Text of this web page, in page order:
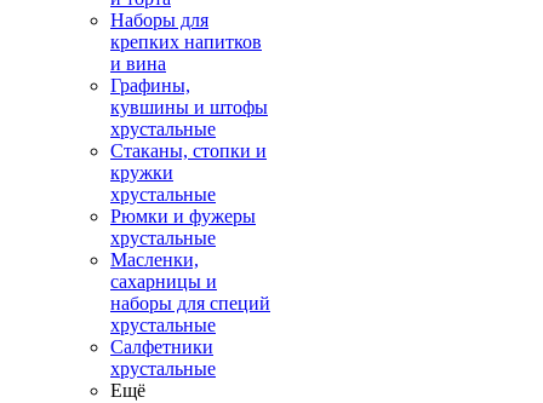
Наборы для
крепких напитков
и вина
Графины,
кувшины и штофы
хрустальные
Стаканы, стопки и
кружки
хрустальные
Рюмки и фужеры
хрустальные
Масленки,
сахарницы и
наборы для специй
хрустальные
Салфетники
хрустальные
Ещё